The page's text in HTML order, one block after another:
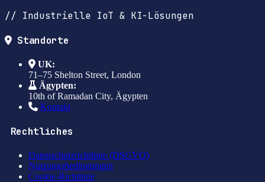
// Industrielle IoT & KI-Lösungen
Standorte
UK:
71–75 Shelton Street, London
Ägypten:
10th of Ramadan City, Ägypten
Kontakt
Rechtliches
Datenschutzrichtlinie (DSGVO)
Nutzungsbedingungen
Cookie-Richtlinie